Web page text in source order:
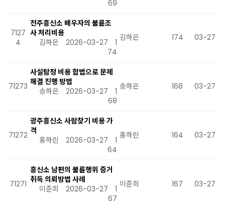
69
7127
4
전주흥신소 배우자의 불륜조
사 처리비용
김하은
2026-03-27
1
74
김하은 174 03-27
71273
사설탐정 비용 합법으로 문제
해결 진행 방법
송하은
2026-03-27
1
68
송하은 168 03-27
71272
광주흥신소 사람찾기 비용 가
격
홍하린
2026-03-27
1
64
홍하린 164 03-27
71271
흥신소 남편의 불륜행위 증거
취득 의뢰방법 사례
이준희
2026-03-27
1
67
이준희 167 03-27